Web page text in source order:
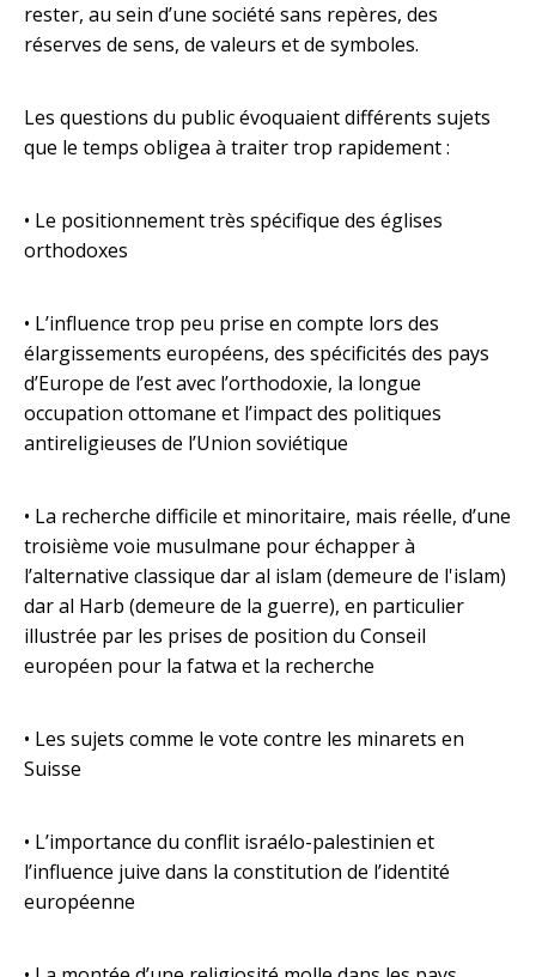
rester, au sein d’une société sans repères, des
réserves de sens, de valeurs et de symboles.
Les questions du public évoquaient différents sujets
que le temps obligea à traiter trop rapidement :
• Le positionnement très spécifique des églises
orthodoxes
• L’influence trop peu prise en compte lors des
élargissements européens, des spécificités des pays
d’Europe de l’est avec l’orthodoxie, la longue
occupation ottomane et l’impact des politiques
antireligieuses de l’Union soviétique
• La recherche difficile et minoritaire, mais réelle, d’une
troisième voie musulmane pour échapper à
l’alternative classique dar al islam (demeure de l'islam)
dar al Harb (demeure de la guerre), en particulier
illustrée par les prises de position du Conseil
européen pour la fatwa et la recherche
• Les sujets comme le vote contre les minarets en
Suisse
• L’importance du conflit israélo-palestinien et
l’influence juive dans la constitution de l’identité
européenne